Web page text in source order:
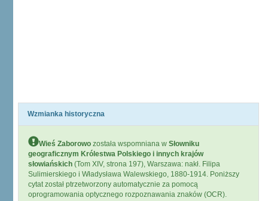
Wzmianka historyczna
Wieś Zaborowo została wspomniana w Słowniku
geograficznym Królestwa Polskiego i innych krajów
słowiańskich (Tom XIV, strona 197), Warszawa: nakł. Filipa
Sulimierskiego i Władysława Walewskiego, 1880-1914. Poniższy
cytat został ptrzetworzony automatycznie za pomocą
oprogramowania optycznego rozpoznawania znaków (OCR).